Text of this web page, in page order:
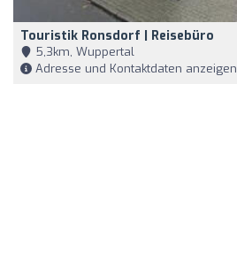
Touristik Ronsdorf | Reisebüro
5,3km, Wuppertal
Adresse und Kontaktdaten anzeigen